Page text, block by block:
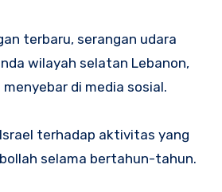
terbaru, serangan udara
wilayah selatan Lebanon,
di media sosial.
terhadap aktivitas yang
selama bertahun-tahun.